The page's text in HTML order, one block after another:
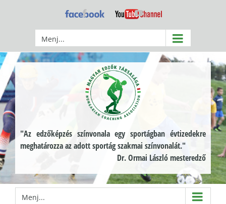
Facebook YouTube
Menj...
"Az edzőképzés színvonala egy sportágban évtizedekre
meghatározza az adott sportág szakmai színvonalát."
Dr. Ormai László mesteredző
Menj...